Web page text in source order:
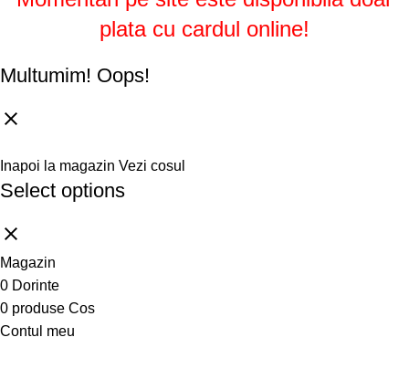
plata cu cardul online!
Multumim! Oops!
Inapoi la magazin Vezi cosul
Select options
Magazin
0 Dorinte
0 produse Cos
Contul meu